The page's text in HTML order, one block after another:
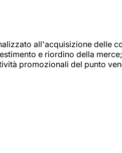
all'acquisizione delle
e riordino della
promozionali del punto